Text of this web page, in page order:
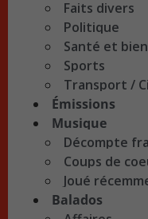
Faits divers
Politique
Santé et
Sports
Transport /
Émissions
Musique
Décompte
Coups de
Joué
Balados